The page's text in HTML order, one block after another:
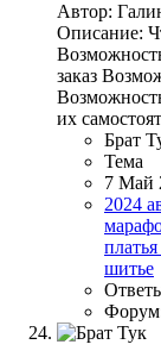
Автор:
Описание:
заказ
их
Брат
Тема
7 Май
2024
платья
шитье